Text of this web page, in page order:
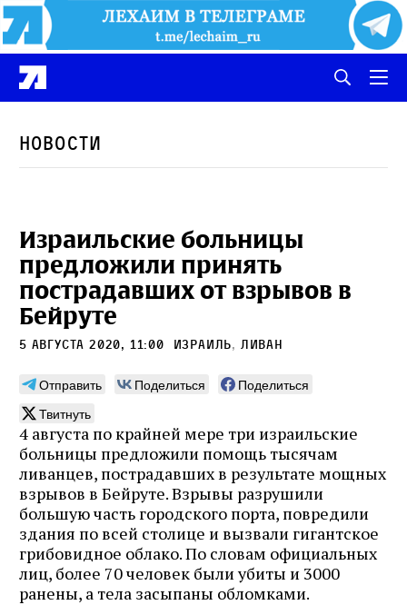
Новости
Израильские больницы
предложили принять
пострадавших от взрывов в
Бейруте
5 августа 2020, 11:00 Израиль, Ливан
Отправить Поделиться
Поделиться
Твитнуть
4 августа по крайней мере три израильские
больницы предложили помощь тысячам
ливанцев, пострадавших в результате мощных
взрывов в Бейруте. Взрывы разрушили
большую часть городского порта, повредили
здания по всей столице и вызвали гигантское
грибовидное облако. По словам официальных
лиц, более 70 человек были убиты и 3000
ранены, а тела засыпаны обломками.